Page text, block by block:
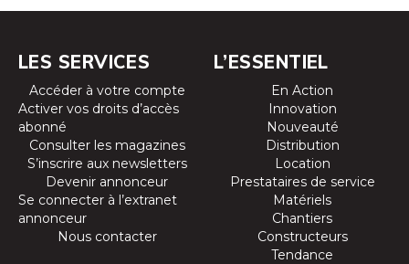
LES SERVICES
Accéder à votre compte
Activer vos droits d’accès
abonné
Consulter les magazines
S’inscrire aux newsletters
Devenir annonceur
Se connecter à l’extranet
annonceur
Nous contacter
L’ESSENTIEL
En Action
Innovation
Nouveauté
Distribution
Location
Prestataires de service
Matériels
Chantiers
Constructeurs
Tendance